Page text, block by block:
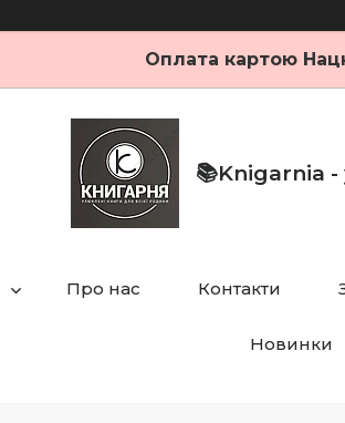
Оплата картою
📚Knigarnia -
Про нас Контакти
Новинки